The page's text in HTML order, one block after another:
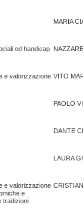
MARIA
ed handicap
e valorizzazione VITO
PAOLO
DANTE
LAURA
e valorizzazione
e
tradizioni